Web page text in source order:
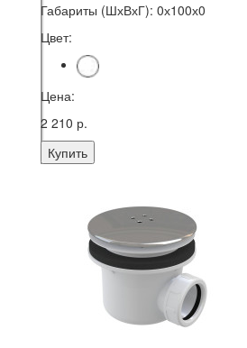
Габариты (ШхВхГ): 0х100х0
Цвет:
Цена:
2 210 р.
Купить